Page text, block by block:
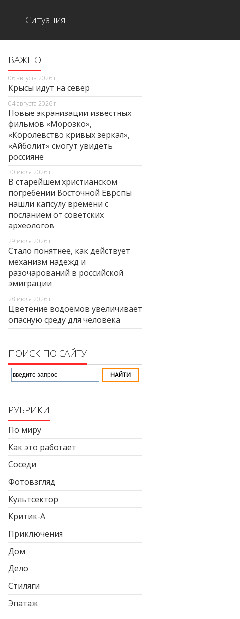
Ситуация
ВАЖНО
06 августа 2026 г.
Крысы идут на север
04 августа 2026 г.
Новые экранизации известных
фильмов «Морозко»,
«Королевство кривых зеркал»,
«Айболит» смогут увидеть
россияне
30 июля 2026 г.
В старейшем христианском
погребении Восточной Европы
нашли капсулу времени с
посланием от советских
археологов
29 июля 2026 г.
Стало понятнее, как действует
механизм надежд и
разочарований в российской
эмиграции
28 июля 2026 г.
Цветение водоёмов увеличивает
опасную среду для человека
ПОИСК ПО САЙТУ
РУБРИКИ
По миру
Как это работает
Соседи
Фотовзгляд
Культсектор
Критик-А
Приключения
Дом
Дело
Стиляги
Эпатаж